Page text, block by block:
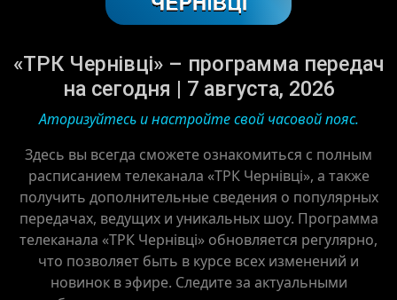
«ТРК Чернівці» – программа передач
на сегодня | 7 августа, 2026
Аторизуйтесь и настройте свой часовой пояс.
Здесь вы всегда сможете ознакомиться с полным
расписанием телеканала «ТРК Чернівці», а также
получить дополнительные сведения о популярных
передачах, ведущих и уникальных шоу. Программа
телеканала «ТРК Чернівці» обновляется регулярно,
что позволяет быть в курсе всех изменений и
новинок в эфире. Следите за актуальными